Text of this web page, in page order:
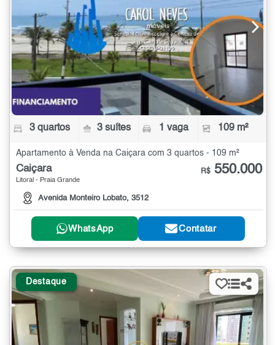
3 quartos 3 suítes 1 vaga 109 m²
Apartamento à Venda na Caiçara com 3 quartos - 109 m²
Caiçara
Litoral - Praia Grande
Avenida Monteiro Lobato, 3512
R$ 550.000
WhatsApp Contatar
Destaque